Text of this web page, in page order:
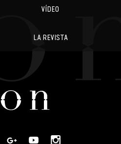
VÍDEO
LA REVISTA